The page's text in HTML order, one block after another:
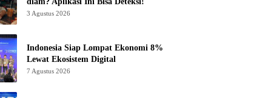
3 Agustus 2026
Indonesia Siap Lompat Ekonomi 8%
Lewat Ekosistem Digital
7 Agustus 2026